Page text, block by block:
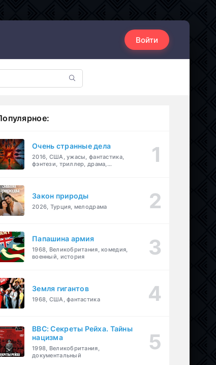
Войти
Очень странные дела
2016, США, ужасы, фантастика,
фэнтези, триллер, драма,
Закон природы
2026, Турция, мелодрама
Папашина армия
1968, Великобритания, комедия,
военный, история
Земля гигантов
1968, США, фантастика
BBC: Секреты Рейха. Тайны
нацизма
1998, Великобритания,
документальный